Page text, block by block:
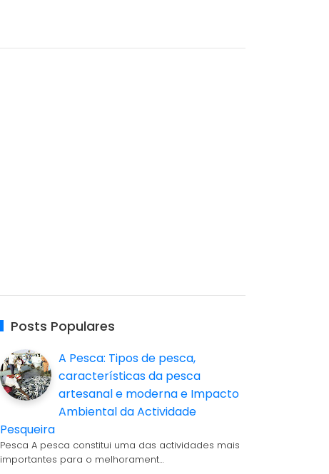
Posts Populares
A Pesca: Tipos de pesca,
características da pesca
artesanal e moderna e Impacto
Ambiental da Actividade
Pesqueira
Pesca A pesca constitui uma das actividades mais
importantes para o melhorament…